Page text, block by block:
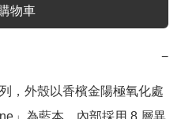
物車
−
，外殼以香檳金陽極氧化處